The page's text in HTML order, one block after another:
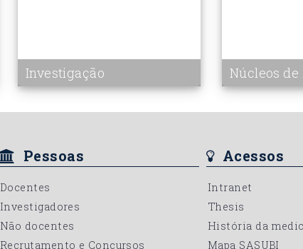
Investigação Núcleos de
Pessoas
Docentes
Investigadores
Não docentes
Recrutamento e Concursos
Acessos
Intranet
Thesis
História da
Mapa SASUBI